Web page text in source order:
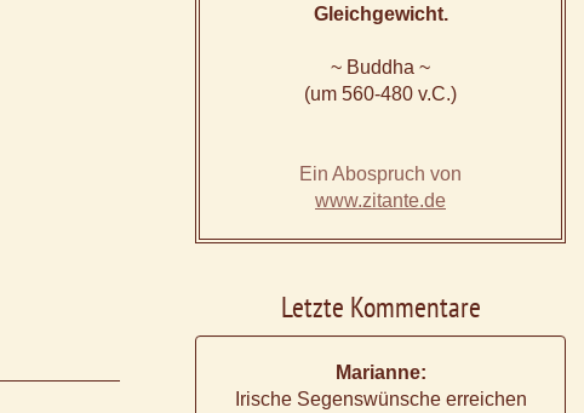
Gleichgewicht.
~ Buddha ~
(um 560-480 v.C.)
Ein Abospruch von
www.zitante.de
Letzte Kommentare
Marianne:
Irische Segenswünsche erreichen